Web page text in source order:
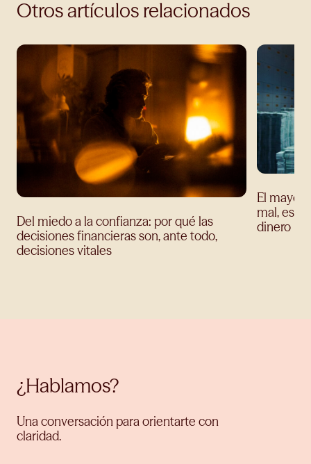
Otros artículos relacionados
Del miedo a la confianza: por qué las
decisiones financieras son, ante todo,
decisiones vitales
El mayor
mal, es
dinero
¿Hablamos?
Una conversación para orientarte con
claridad.